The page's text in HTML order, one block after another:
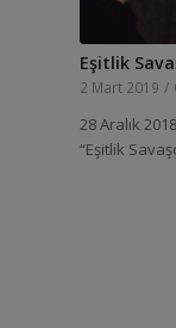
Eşitlik
2 Mart 2019 /
28 Aralık
“Eşitlik